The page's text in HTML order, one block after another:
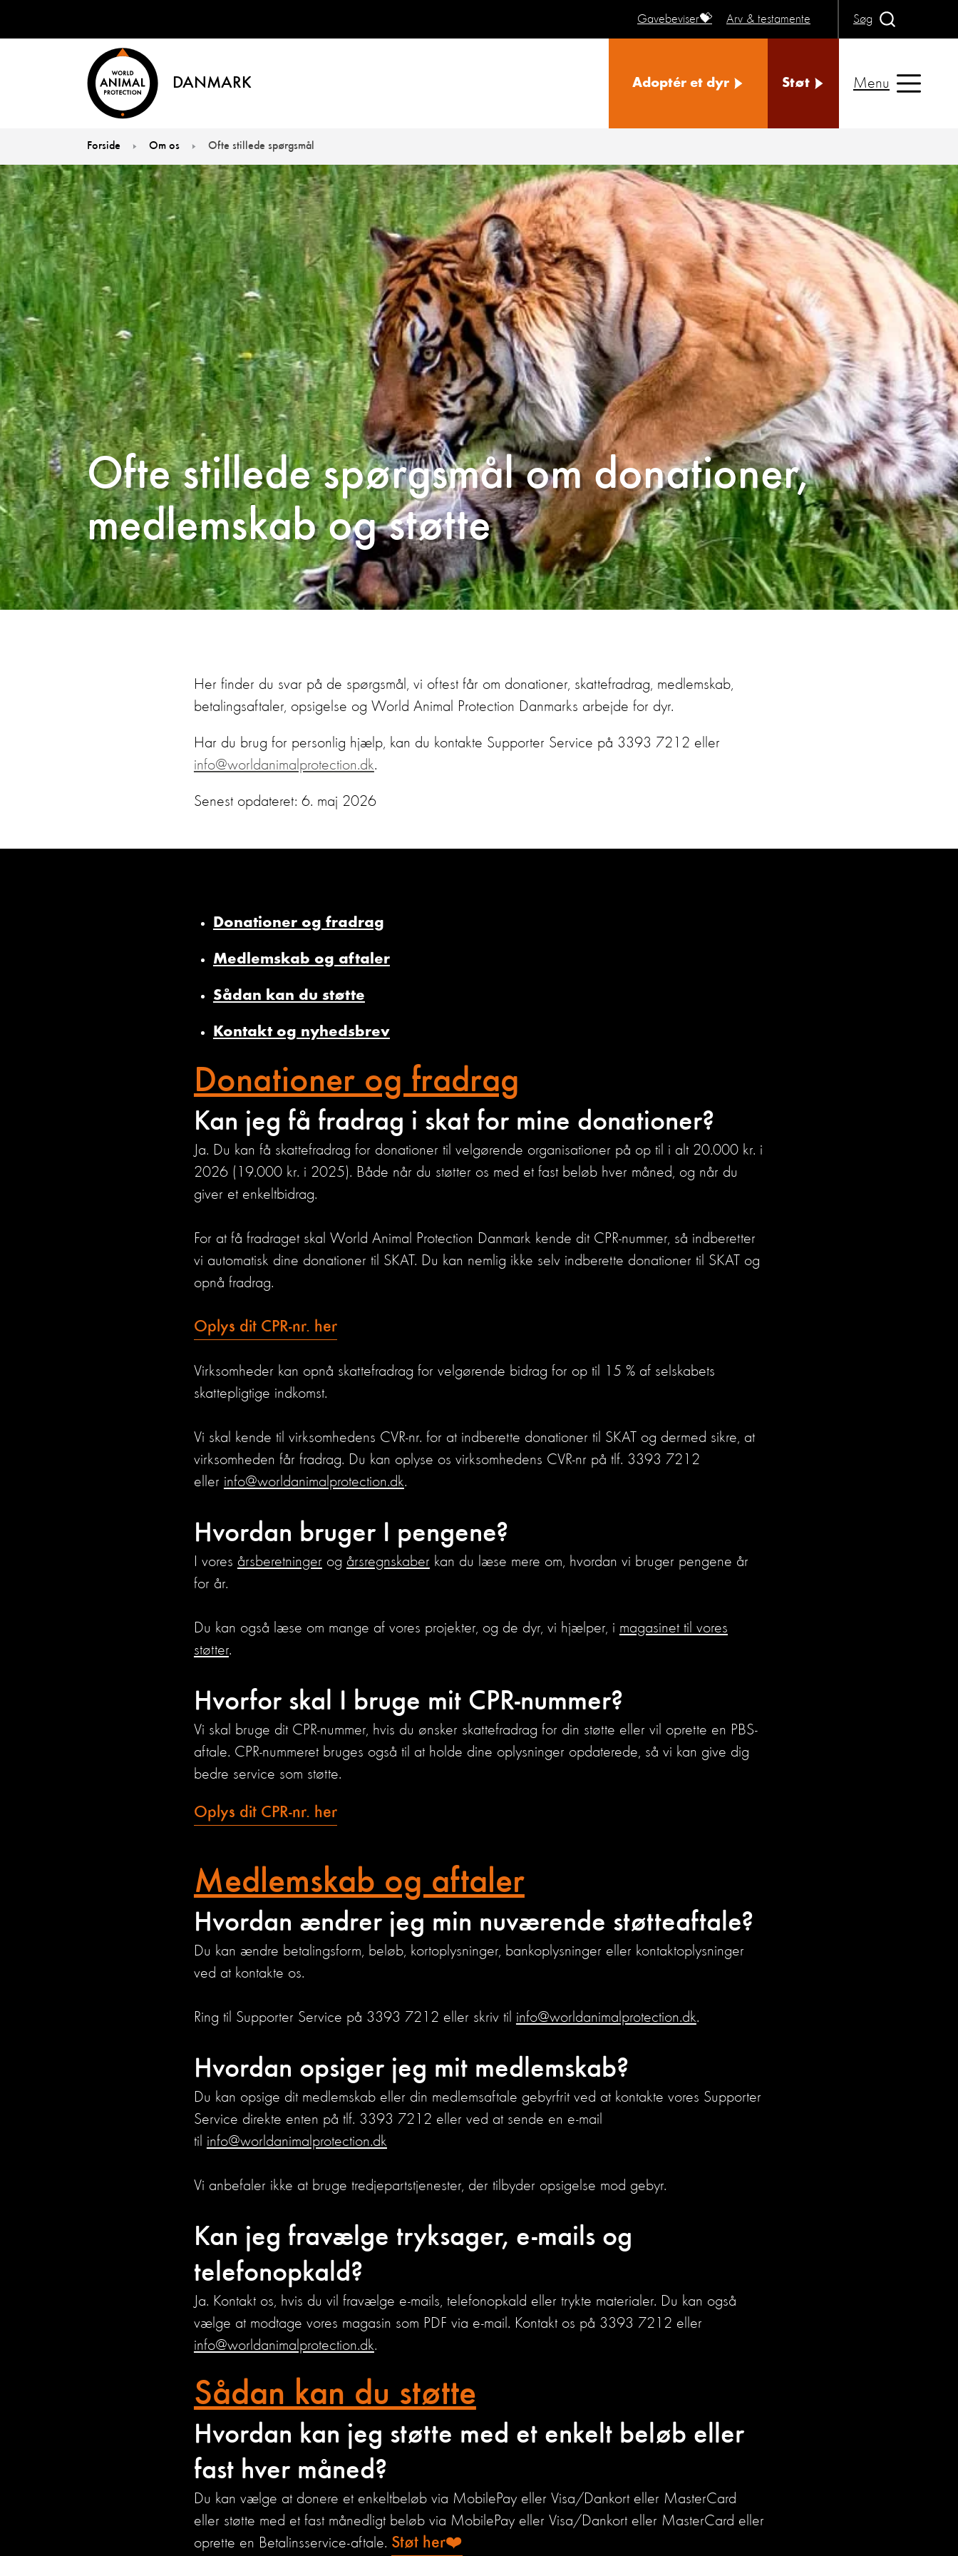
DANMARK
Gavebeviser💝 Arv & testamente Søg
Adoptér et dyr Støt Menu
Forside Om os Ofte stillede spørgsmål
Ofte stillede spørgsmål om donationer,
medlemskab og støtte
Her finder du svar på de spørgsmål, vi oftest får om donationer, skattefradrag, medlemskab,
betalingsaftaler, opsigelse og World Animal Protection Danmarks arbejde for dyr.
Har du brug for personlig hjælp, kan du kontakte Supporter Service på 3393 7212 eller
info@worldanimalprotection.dk.
Senest opdateret: 6. maj 2026
Donationer og fradrag
Medlemskab og aftaler
Sådan kan du støtte
Kontakt og nyhedsbrev
Donationer og fradrag
Kan jeg få fradrag i skat for mine donationer?
Ja. Du kan få skattefradrag for donationer til velgørende organisationer på op til i alt 20.000 kr. i
2026 (19.000 kr. i 2025). Både når du støtter os med et fast beløb hver måned, og når du
giver et enkeltbidrag.
For at få fradraget skal World Animal Protection Danmark kende dit CPR-nummer, så indberetter
vi automatisk dine donationer til SKAT. Du kan nemlig ikke selv indberette donationer til SKAT og
opnå fradrag.
Oplys dit CPR-nr. her
Virksomheder kan opnå skattefradrag for velgørende bidrag for op til 15 % af selskabets
skattepligtige indkomst.
Vi skal kende til virksomhedens CVR-nr. for at indberette donationer til SKAT og dermed sikre, at
virksomheden får fradrag. Du kan oplyse os virksomhedens CVR-nr på tlf. 3393 7212
eller info@worldanimalprotection.dk.
Hvordan bruger I pengene?
I vores årsberetninger og årsregnskaber kan du læse mere om, hvordan vi bruger pengene år
for år.
Du kan også læse om mange af vores projekter, og de dyr, vi hjælper, i magasinet til vores
støtter.
Hvorfor skal I bruge mit CPR-nummer?
Vi skal bruge dit CPR-nummer, hvis du ønsker skattefradrag for din støtte eller vil oprette en PBS-
aftale. CPR-nummeret bruges også til at holde dine oplysninger opdaterede, så vi kan give dig
bedre service som støtte.
Oplys dit CPR-nr. her
Medlemskab og aftaler
Hvordan ændrer jeg min nuværende støtteaftale?
Du kan ændre betalingsform, beløb, kortoplysninger, bankoplysninger eller kontaktoplysninger
ved at kontakte os.
Ring til Supporter Service på 3393 7212 eller skriv til info@worldanimalprotection.dk.
Hvordan opsiger jeg mit medlemskab?
Du kan opsige dit medlemskab eller din medlemsaftale gebyrfrit ved at kontakte vores Supporter
Service direkte enten på tlf. 3393 7212 eller ved at sende en e-mail
til info@worldanimalprotection.dk
Vi anbefaler ikke at bruge tredjepartstjenester, der tilbyder opsigelse mod gebyr.
Kan jeg fravælge tryksager, e-mails og
telefonopkald?
Ja. Kontakt os, hvis du vil fravælge e-mails, telefonopkald eller trykte materialer. Du kan også
vælge at modtage vores magasin som PDF via e-mail. Kontakt os på 3393 7212 eller
info@worldanimalprotection.dk.
Sådan kan du støtte
Hvordan kan jeg støtte med et enkelt beløb eller
fast hver måned?
Du kan vælge at donere et enkeltbeløb via MobilePay eller Visa/Dankort eller MasterCard
eller støtte med et fast månedligt beløb via MobilePay eller Visa/Dankort eller MasterCard eller
oprette en Betalinsservice-aftale. Støt her❤️